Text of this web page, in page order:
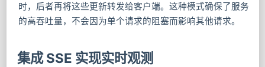
时，后者再将这些更新转发给客户端。这种模式确保了服务
的高吞吐量，不会因为单个请求的阻塞而影响其他请求。
集成 SSE 实现实时观测